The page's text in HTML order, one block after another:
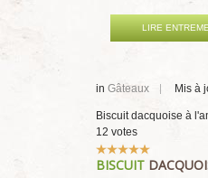
LIRE
in Gâteaux Mis à
Biscuit dacquoise à
12 votes
Vote
utilisateur: 5/5
BISCUIT